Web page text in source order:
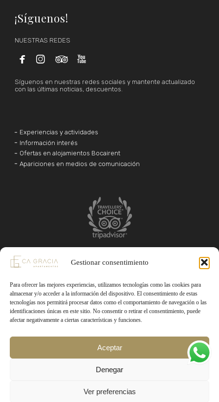
Gestionar consentimiento
Para ofrecer las mejores experiencias, utilizamos tecnologías como las cookies para
almacenar y/o acceder a la información del dispositivo. El consentimiento de estas
tecnologías nos permitirá procesar datos como el comportamiento de navegación o las
identificaciones únicas en este sitio. No consentir o retirar el consentimiento, puede
afectar negativamente a ciertas características y funciones.
Aceptar
Denegar
Ver preferencias
¡Síguenos!
NUESTRAS REDES
   
Síguenos en nuestras redes sociales y mantente actualizado
con las últimas noticias, descuentos.
Experiencias y actividades
Información interés
Ofertas en alojamientos Bocairent
Apariciones en medios de comunicación
reservas@apartamentoscagracia.com
Condiciones generales Política de privacidad Aviso legal
Política de cookies